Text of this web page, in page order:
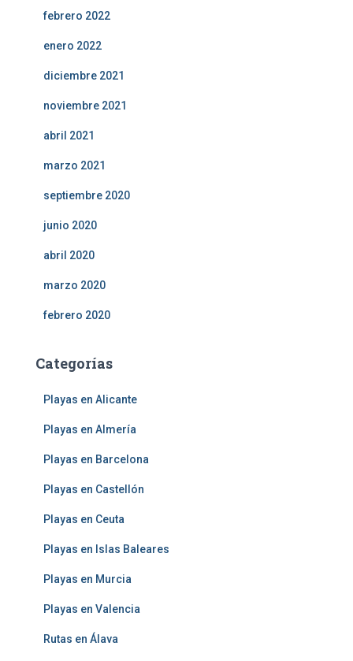
febrero 2022
enero 2022
diciembre 2021
noviembre 2021
abril 2021
marzo 2021
septiembre 2020
junio 2020
abril 2020
marzo 2020
febrero 2020
Categorías
Playas en Alicante
Playas en Almería
Playas en Barcelona
Playas en Castellón
Playas en Ceuta
Playas en Islas Baleares
Playas en Murcia
Playas en Valencia
Rutas en Álava